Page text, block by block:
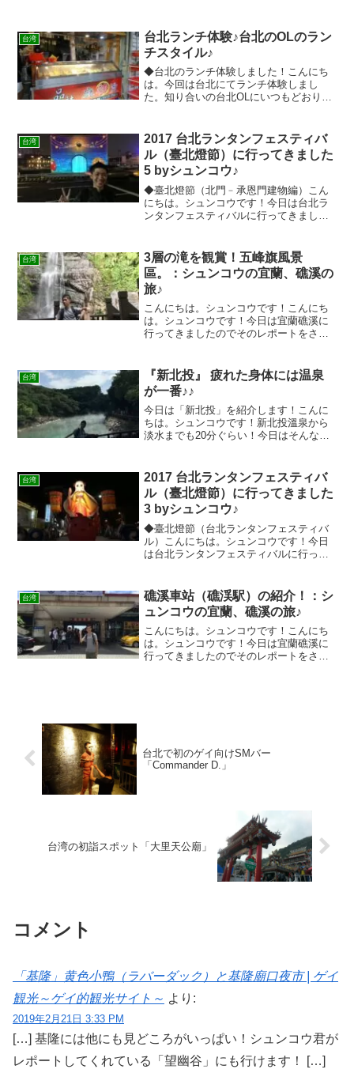
台湾
台北ランチ体験♪台北のOLのラン
チスタイル♪
◆台北のランチ体験しました！こんにち
は。今回は台北にてランチ体験しまし
た。知り合いの台北OLにいつもどおりの
キョロしながらついてきました！どうや
ら食材を選んで調理して...
台湾
2017 台北ランタンフェスティバ
ル（臺北燈節）に行ってきました
5 byシュンコウ♪
◆臺北燈節（北門﹣承恩門建物編）こん
にちは。シュンコウです！今日は台北ラ
ンタンフェスティバルに行ってきました
お伝えします！台北ランタンフェスティ
バルの開催期間は元宵節（...
台湾
3層の滝を観賞！五峰旗風景
區。：シュンコウの宜蘭、礁溪の
旅♪
こんにちは。シュンコウです！こんにち
は。シュンコウです！今日は宜蘭礁溪に
行ってきましたのでそのレポートをさせ
（台北轉運站）から葛瑪蘭客運という会
社の高速バスに乗るのがオ...
台湾
『新北投』 疲れた身体には温泉
が一番♪♪
今日は「新北投」を紹介します！こんに
ちは。シュンコウです！新北投溫泉から
淡水までも20分ぐらい！今日はそんな
生 加賀屋を撮影しました。これは、日本
の石川県の和倉温泉に...
台湾
2017 台北ランタンフェスティバ
ル（臺北燈節）に行ってきました
3 byシュンコウ♪
◆臺北燈節（台北ランタンフェスティバ
ル）こんにちは。シュンコウです！今日
は台北ランタンフェスティバルに行って
にわけてお伝えします！台北ランタンフ
ェスティバルの開催期間は...
台湾
礁溪車站（礁渓駅）の紹介！：シ
ュンコウの宜蘭、礁溪の旅♪
こんにちは。シュンコウです！こんにち
は。シュンコウです！今日は宜蘭礁溪に
行ってきましたのでそのレポートをさせ
台北で初のゲイ向けSMバー
「Commander D.」
台湾の初詣スポット「大里天公廟」
コメント
「基隆」黄色小鴨（ラバーダック）と基隆廟口夜市 | ゲイ
観光～ゲイ的観光サイト～ より:
2019年2月21日 3:33 PM
[…] 基隆には他にも見どころがいっぱい！シュンコウ君が
レポートしてくれている「望幽谷」にも行けます！ […]